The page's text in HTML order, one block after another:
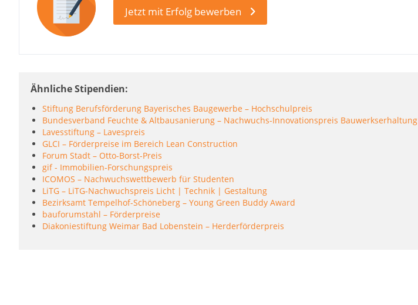
Jetzt mit Erfolg bewerben
Ähnliche Stipendien
Stiftung Berufsförderung Bayerisches Baugewerbe – Hochschulpreis
Bundesverband Feuchte & Altbausanierung – Nachwuchs-Innovationspreis Bauwerkserhaltung
Lavesstiftung – Lavespreis
GLCI – Förderpreise im Bereich Lean Construction
Forum Stadt – Otto-Borst-Preis
gif - Immobilien-Forschungspreis
ICOMOS – Nachwuchswettbewerb für Studenten
LiTG – LiTG-Nachwuchspreis Licht | Technik | Gestaltung
Bezirksamt Tempelhof-Schöneberg – Young Green Buddy Award
bauforumstahl – Förderpreise
Diakoniestiftung Weimar Bad Lobenstein – Herderförderpreis